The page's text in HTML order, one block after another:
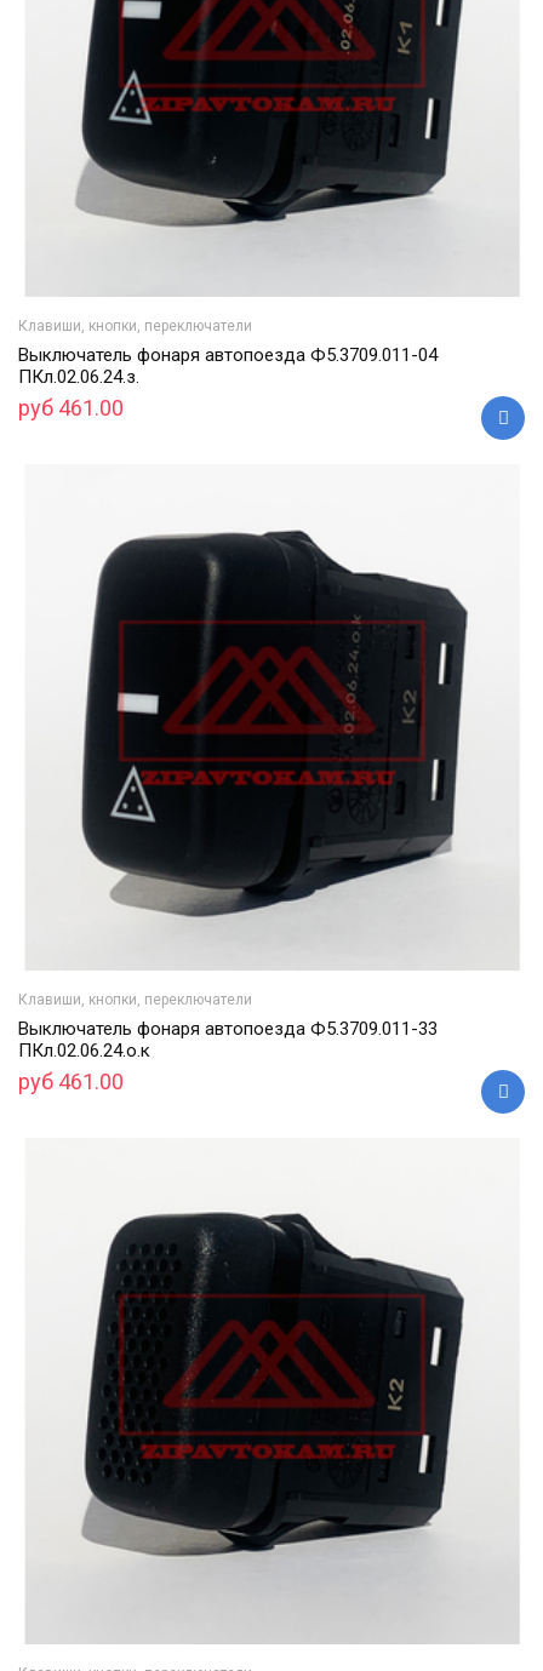
Клавиши, кнопки, переключатели
Выключатель фонаря автопоезда Ф5.3709.011-04
ПКл.02.06.24.з.
руб 461.00
Клавиши, кнопки, переключатели
Выключатель фонаря автопоезда Ф5.3709.011-33
ПКл.02.06.24.о.к
руб 461.00